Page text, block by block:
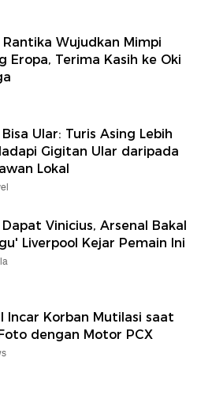
Wujudkan Mimpi
Eropa, Terima Kasih ke Oki
Ular: Turis Asing Lebih
Gigitan Ular daripada
Lokal
Vinicius, Arsenal Bakal
Liverpool Kejar Pemain Ini
Incar Korban Mutilasi saat
dengan Motor PCX